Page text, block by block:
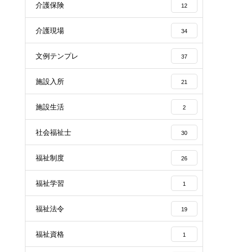
介護保険 12
介護現場 34
文例テンプレ 37
施設入所 21
施設生活 2
社会福祉士 30
福祉制度 26
福祉学習 1
福祉法令 19
福祉資格 1